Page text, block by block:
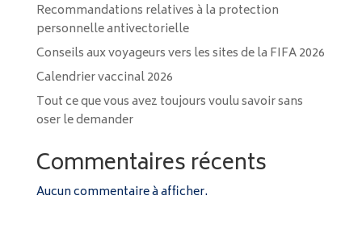
Recommandations relatives à la protection
personnelle antivectorielle
Conseils aux voyageurs vers les sites de la FIFA 2026
Calendrier vaccinal 2026
Tout ce que vous avez toujours voulu savoir sans
oser le demander
Commentaires récents
Aucun commentaire à afficher.